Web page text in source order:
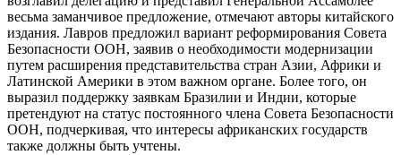
весьма заманчивое предложение, отмечают авторы китайского
издания. Лавров предложил вариант реформирования Совета
Безопасности ООН, заявив о необходимости модернизации
путем расширения представительства стран Азии, Африки и
Латинской Америки в этом важном органе. Более того, он
выразил поддержку заявкам Бразилии и Индии, которые
претендуют на статус постоянного члена Совета Безопасности
ООН, подчеркивая, что интересы африканских государств
также должны быть учтены.